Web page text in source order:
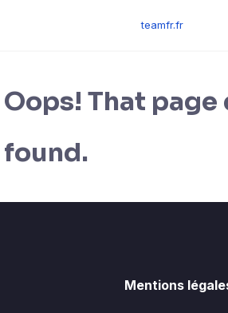
teamfr.fr
Oops! That page
found.
Mentions